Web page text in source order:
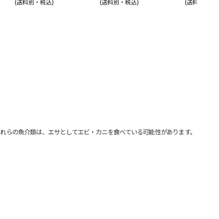
の魚介類は、エサとしてエビ・カニを食べている可能性があります。